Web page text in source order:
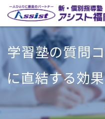
学習塾の質問
に直結する効